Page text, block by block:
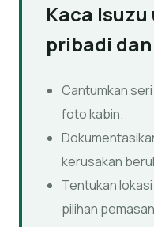
Kaca
pribadi
Cantumkan
foto kabin.
kerusakan
Tentukan
pilihan